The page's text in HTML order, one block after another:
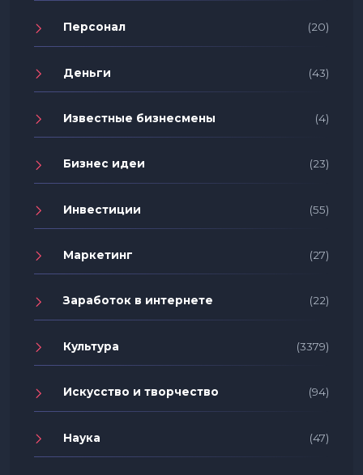
Персонал (20)
Деньги (43)
Известные бизнесмены (4)
Бизнес идеи (23)
Инвестиции (55)
Маркетинг (27)
Заработок в интернете (22)
Культура (3379)
Искусство и творчество (94)
Наука (47)